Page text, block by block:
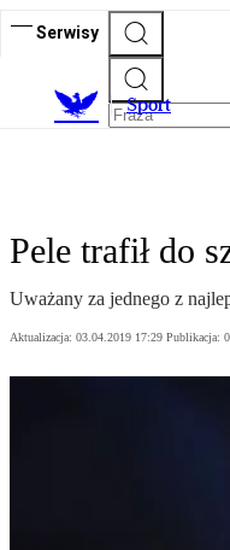
Serwisy
Sport
Pele trafił do
Uważany za jednego z
Aktualizacja: 03.04.2019 17:29 Publikacja: